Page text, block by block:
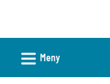
tjänster
L Meny